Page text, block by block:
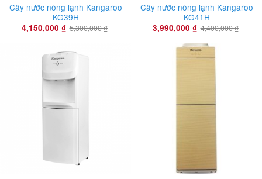
Cây nước nóng lạnh Kangaroo
KG39H
4,150,000 ₫ 5,300,000₫
Cây nước nóng lạnh Kangaroo
KG41H
3,990,000 ₫ 4,400,000₫